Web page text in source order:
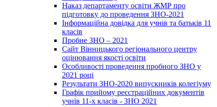
Наказ департаменту освіти ЖМР про
підготовку до проведення ЗНО-2021
Інформаційна довідка для учнів та батьків 11
класів
Пробне ЗНО – 2021
Сайт Вінницького регіонального центру
оцінювання якості освіти
Особливості проведення пробного ЗНО у
2021 році
Результати ЗНО-2020 випускників колегіуму
Графік прийому реєстраційних документів
учнів 11-х класів - ЗНО 2021